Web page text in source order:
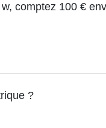
comptez 100 €
?